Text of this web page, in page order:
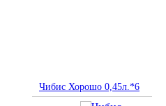
Чибис Хорошо 0,45л.*6